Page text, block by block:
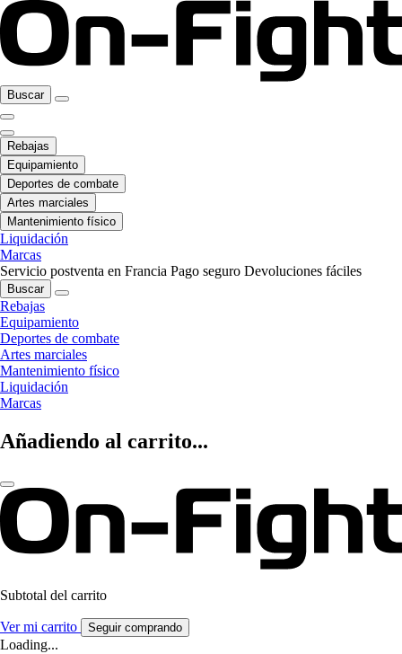
Buscar
Rebajas
Equipamiento
Deportes de combate
Artes marciales
Mantenimiento físico
Liquidación
Marcas
Servicio postventa en Francia Pago seguro Devoluciones fáciles
Buscar
Rebajas
Equipamiento
Deportes de combate
Artes marciales
Mantenimiento físico
Liquidación
Marcas
Añadiendo al carrito...
Subtotal del carrito
Ver mi carrito Seguir comprando
Loading...